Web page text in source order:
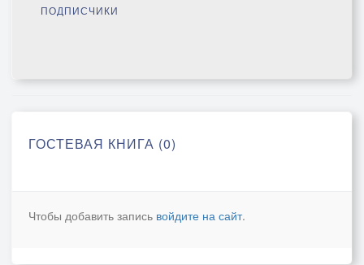
ПОДПИСЧИКИ
ГОСТЕВАЯ КНИГА (0)
Чтобы добавить запись войдите на сайт.